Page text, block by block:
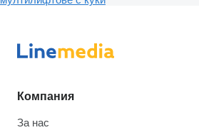
Компания
За нас